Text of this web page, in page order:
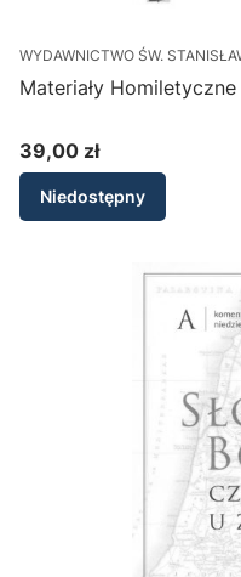
WYDAWNICTWO ŚW.
Materiały
Cena
39,00 zł
Niedostępny